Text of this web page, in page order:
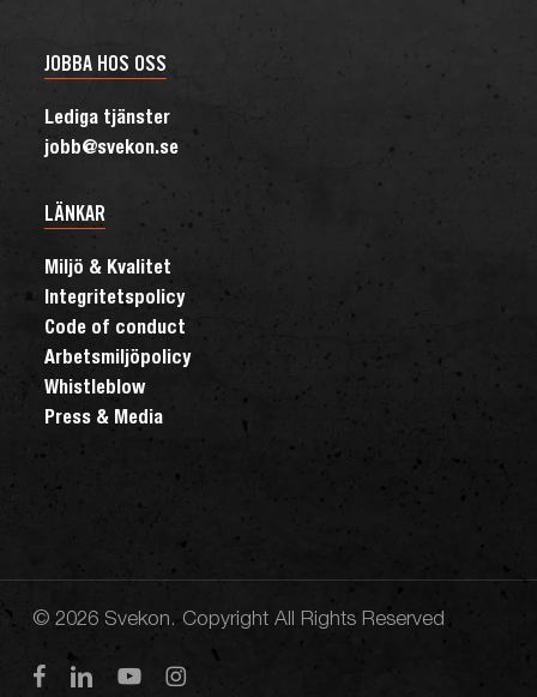
JOBBA HOS OSS
Lediga tjänster
jobb@svekon.se
LÄNKAR
Miljö & Kvalitet
Integritetspolicy
Code of conduct
Arbetsmiljöpolicy
Whistleblow
Press & Media
© 2026 Svekon. Copyright All Rights Reserved
facebooklinkedinyoutubeinstagram